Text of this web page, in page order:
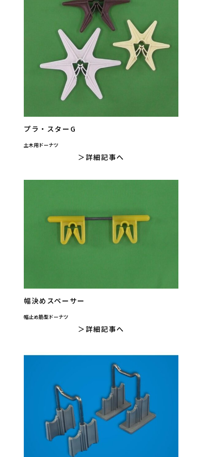
プラ・スターG
土木用ドーナツ
詳細記事へ
幅決めスペーサー
幅止め筋型ドーナツ
詳細記事へ